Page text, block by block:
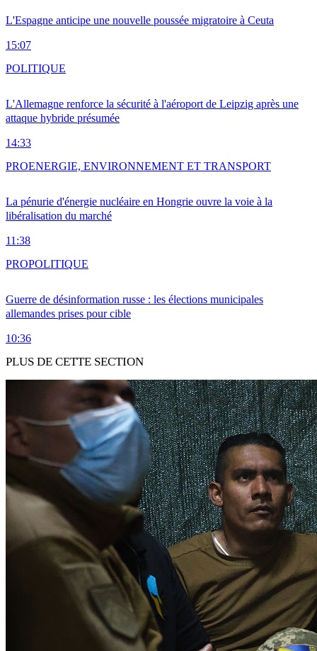
L'Espagne anticipe une nouvelle poussée migratoire à Ceuta
15:07
L'Allemagne renforce la sécurité à l'aéroport de Leipzig après une
attaque hybride présumée
14:33
POLITIQUE
La pénurie d'énergie nucléaire en Hongrie ouvre la voie à la
libéralisation du marché
11:38
PROENERGIE, ENVIRONNEMENT ET TRANSPORT
Guerre de désinformation russe : les élections municipales
allemandes prises pour cible
10:36
PROPOLITIQUE
PLUS DE CETTE SECTION